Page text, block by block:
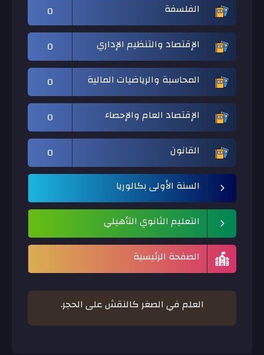
الفلسفة
0
الإقتصاد والتنظيم الإداري
0
المحاسبة والرياضيات المالية
0
الإقتصاد العام والإحصاء
0
القانون
0
السنة الأولى بكالوريا
التعليم الثانوي التأهيلي
الصفحة الرئيسية
العلم في الصغر كالنقش على الحجر.